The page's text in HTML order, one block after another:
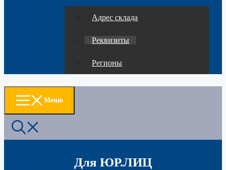
Адрес склада
Реквизиты
Регионы
Меню
Для ЮР.ЛИЦ